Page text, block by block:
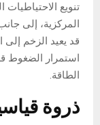
تنويع
المركزية، إلى
قد يعيد الزخم
استمرار الضغوط
الطاقة.
ذروة